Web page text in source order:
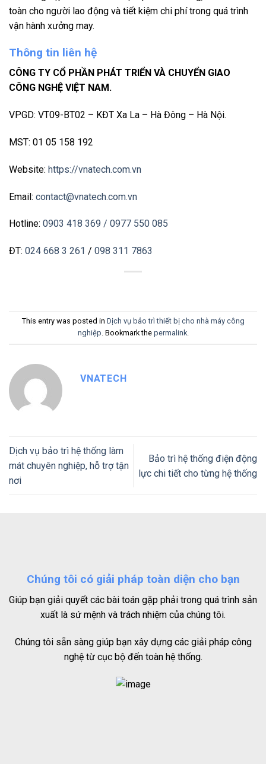
toàn cho người lao động và tiết kiệm chi phí trong quá trình
vận hành xưởng may.
Thông tin liên hệ
CÔNG TY CỔ PHẦN PHÁT TRIỂN VÀ CHUYỂN GIAO
CÔNG NGHỆ VIỆT NAM.
VPGD: VT09-BT02 – KĐT Xa La – Hà Đông – Hà Nội.
MST: 01 05 158 192
Website: https://vnatech.com.vn
Email: contact@vnatech.com.vn
Hotline: 0903 418 369 / 0977 550 085
ĐT: 024 668 3 261 / 098 311 7863
This entry was posted in Dịch vụ bảo trì thiết bị cho nhà máy công
nghiệp. Bookmark the permalink.
VNATECH
Dịch vụ bảo trì hệ thống làm
mát chuyên nghiệp, hỗ trợ tận
nơi
Bảo trì hệ thống điện động
lực chi tiết cho từng hệ thống
Chúng tôi có giải pháp toàn diện cho bạn
Giúp bạn giải quyết các bài toán gặp phải trong quá trình sản
xuất là sứ mệnh và trách nhiệm của chúng tôi.
Chúng tôi sẵn sàng giúp bạn xây dựng các giải pháp công
nghệ từ cục bộ đến toàn hệ thống.